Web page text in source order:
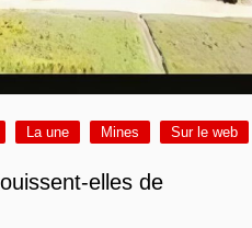
La une Mines Sur le web
elles de